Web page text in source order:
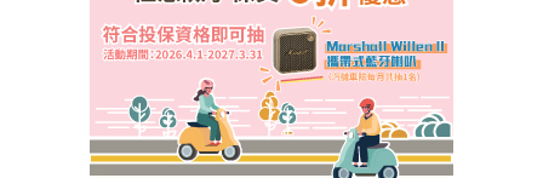
*諮詢時若是方便再麻煩留下LINE或電話，後續討論及溝通
上也會較即時且順利唷。